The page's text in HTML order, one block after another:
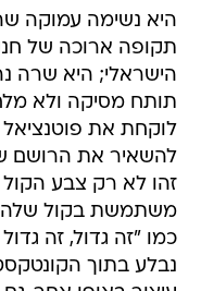
היא נשימה עמוקה
תקופה ארוכה של
הישראלי; היא שרה
תותח מסיקה ולא
לוקחת את פוטנציאל
להשאיר את הרושם
זהו לא רק צבע
משתמשת בקול שלה
כמו "זה גדול, זה
נבלע בתוך